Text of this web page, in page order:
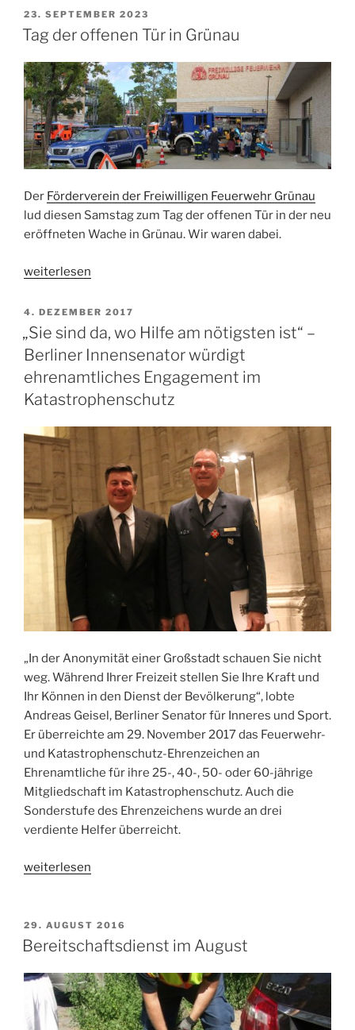
Teamarbeit
gewinnt“
VERÖFFENTLICHT
AM
23. SEPTEMBER 2023
Tag der offenen Tür in Grünau
Der Förderverein der Freiwilligen Feuerwehr Grünau
lud diesen Samstag zum Tag der offenen Tür in der neu
eröffneten Wache in Grünau. Wir waren dabei.
„Tag
offenen
Tür
in
Grünau“
weiterlesen
VERÖFFENTLICHT
AM
4. DEZEMBER 2017
„Sie sind da, wo Hilfe am nötigsten ist“ –
Berliner Innensenator würdigt
ehrenamtliches Engagement im
Katastrophenschutz
„In der Anonymität einer Großstadt schauen Sie nicht
weg. Während Ihrer Freizeit stellen Sie Ihre Kraft und
Ihr Können in den Dienst der Bevölkerung“, lobte
Andreas Geisel, Berliner Senator für Inneres und Sport.
Er überreichte am 29. November 2017 das Feuerwehr-
und Katastrophenschutz-Ehrenzeichen an
Ehrenamtliche für ihre 25-, 40-, 50- oder 60-jährige
Mitgliedschaft im Katastrophenschutz. Auch die
Sonderstufe des Ehrenzeichens wurde an drei
verdiente Helfer überreicht.
„„Sie
wo
Hilfe
nötigsten
ist“
weiterlesen
VERÖFFENTLICHT
AM
29. AUGUST 2016
Bereitschaftsdienst im August